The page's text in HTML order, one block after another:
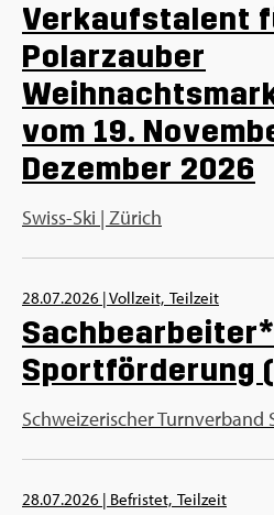
Verkaufstalent
Polarzauber
vom 19.
Dezember 2026
Swiss-Ski | Zürich
28.07.2026 |Vollzeit, Teilzeit
Sportförderung
Schweizerischer Turnverband
28.07.2026 | Befristet, Teilzeit